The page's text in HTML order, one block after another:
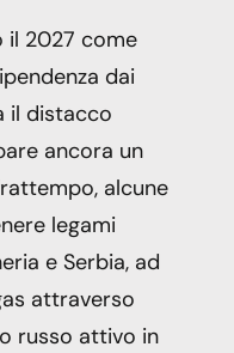
il 2027 come
dai
il distacco
ancora un
alcune
legami
e Serbia, ad
attraverso
russo attivo in